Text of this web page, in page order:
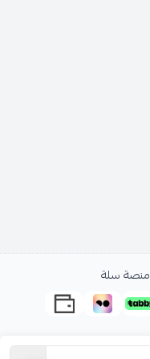
منصة سلة